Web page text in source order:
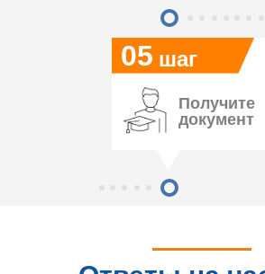
05 шаг
Получите
документ